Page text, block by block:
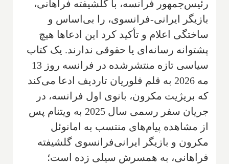
رئیس‌جمهور فرانسه، با گلشیفته فراهانی،
بازیگر ایرانی-فرانسوی، را بی‌اساس و
ساختگی اعلام و تأکید کرد این ادعاها هیچ
پشتوانه رسانه‌ای یا حقوقی ندارند. یک کتاب
سیاسی تازه منتشرشده در فرانسه روز 13
مه 2026 به قلم فلوریان تاردیف ادعا می‌کند
که بریژیت مکرون، بانوی اول فرانسه، در
جریان سفر رسمی سال 2025 به ویتنام پس
از مشاهده پیام‌های منتسب به امانوئل
مکرون و بازیگر ایرانی‌فرانسوی گلشیفته
فراهانی، به همسرش سیلی زده است؛